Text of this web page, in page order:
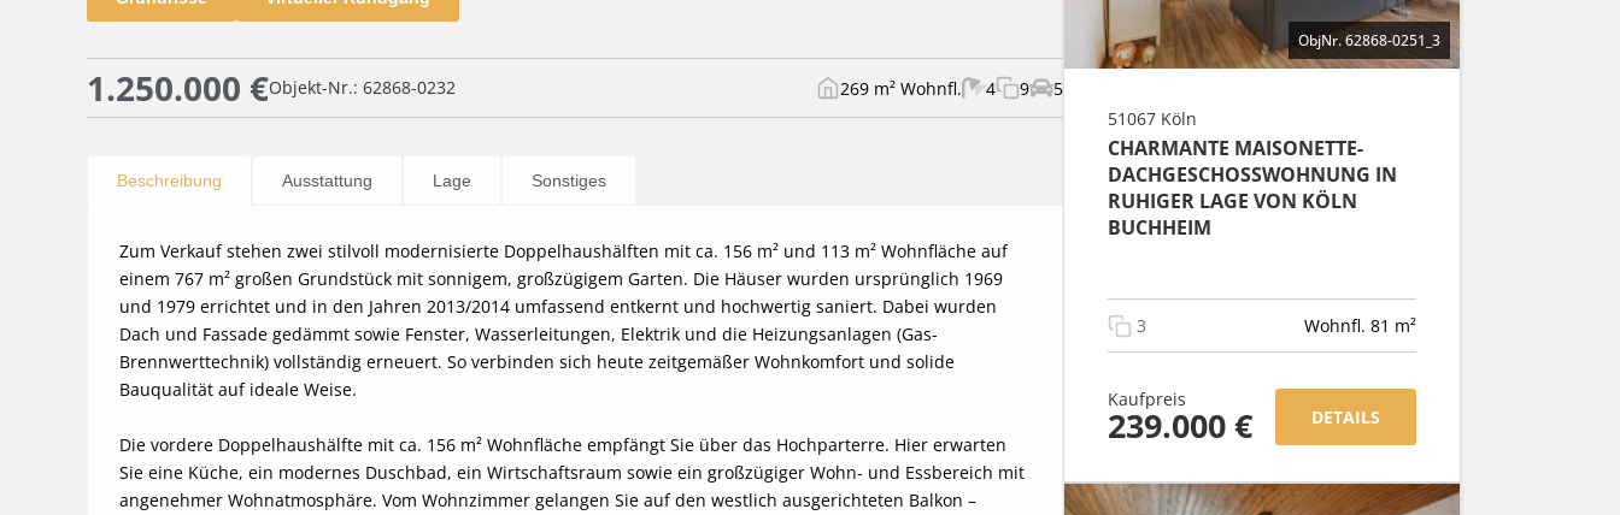
1.250.000 €Objekt-Nr.: 62868-0232 269 m² Wohnfl. 4 9 5
Beschreibung Ausstattung Lage Sonstiges
Zum Verkauf stehen zwei stilvoll modernisierte Doppelhaushälften mit ca. 156 m² und 113 m² Wohnfläche auf
einem 767 m² großen Grundstück mit sonnigem, großzügigem Garten. Die Häuser wurden ursprünglich 1969
und 1979 errichtet und in den Jahren 2013/2014 umfassend entkernt und hochwertig saniert. Dabei wurden
Dach und Fassade gedämmt sowie Fenster, Wasserleitungen, Elektrik und die Heizungsanlagen (Gas-
Brennwerttechnik) vollständig erneuert. So verbinden sich heute zeitgemäßer Wohnkomfort und solide
Bauqualität auf ideale Weise.
Die vordere Doppelhaushälfte mit ca. 156 m² Wohnfläche empfängt Sie über das Hochparterre. Hier erwarten
Sie eine Küche, ein modernes Duschbad, ein Wirtschaftsraum sowie ein großzügiger Wohn- und Essbereich mit
angenehmer Wohnatmosphäre. Vom Wohnzimmer gelangen Sie auf den westlich ausgerichteten Balkon –
ObjNr. 62868-0251_3
51067 Köln
CHARMANTE MAISONETTE-
DACHGESCHOSSWOHNUNG IN
RUHIGER LAGE VON KÖLN
BUCHHEIM
3 Wohnfl. 81 m²
Kaufpreis
239.000 € DETAILS